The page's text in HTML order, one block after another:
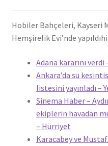
Hobiler Bahçeleri, Kayseri
Hemşirelik Evi’nde yapıldı
Adana kararını
Ankara’da su
listesini yayınladı –
Sinema Haber –
ekiplerin havadan
– Hürriyet
Karacabey ve